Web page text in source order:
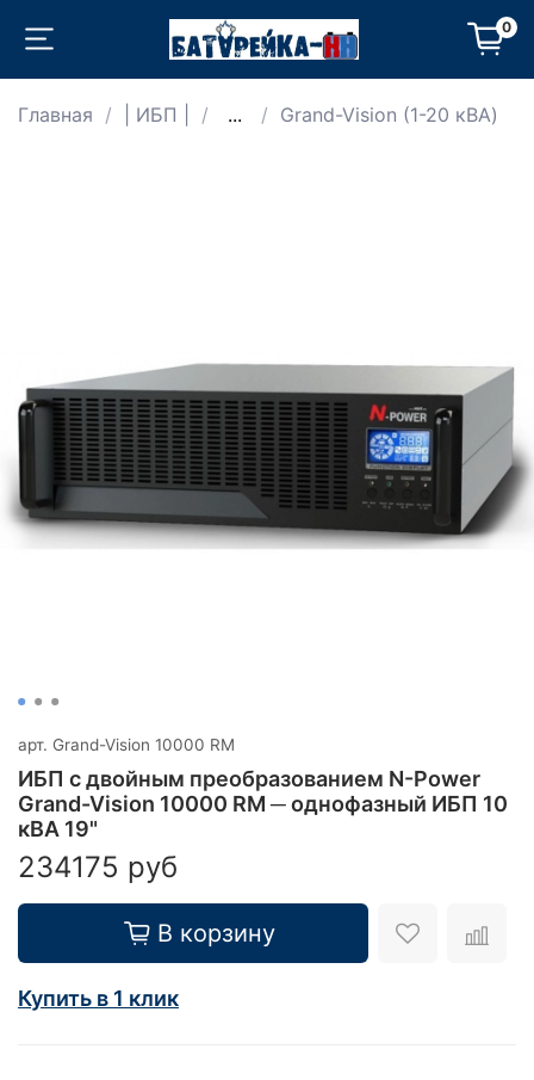
0
Главная | ИБП | ... Grand-Vision (1-20 кВА)
арт. Grand-Vision 10000 RM
ИБП с двойным преобразованием N-Power
Grand-Vision 10000 RM ─ однофазный ИБП 10
кВА 19"
234175 руб
В корзину
Купить в 1 клик